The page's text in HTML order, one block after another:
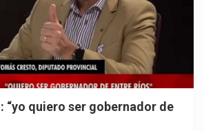
“yo quiero ser gobernador de